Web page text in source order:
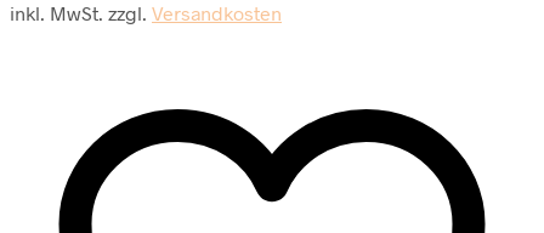
inkl. MwSt. zzgl. Versandkosten